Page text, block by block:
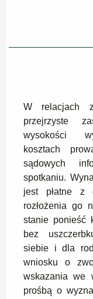
W relacjach
przejrzyste
wysokości
kosztach
sądowych
spotkaniu.
jest płatne z
rozłożenia go
stanie ponieść
bez
siebie i dla
wniosku o
wskazania we
prośbą o